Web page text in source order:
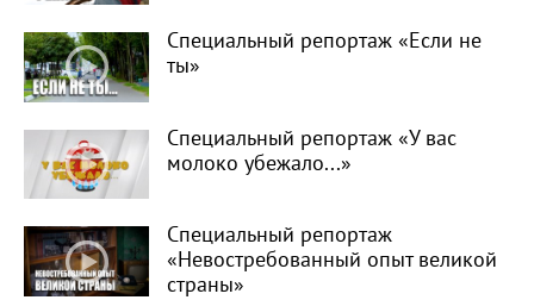
Специальный репортаж «Если не
ты»
Специальный репортаж «У вас
молоко убежало...»
Специальный репортаж
«Невостребованный опыт великой
страны»